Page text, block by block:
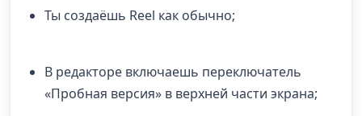
Ты создаёшь Reel как обычно;
В редакторе включаешь переключатель
«Пробная версия» в верхней части экрана;